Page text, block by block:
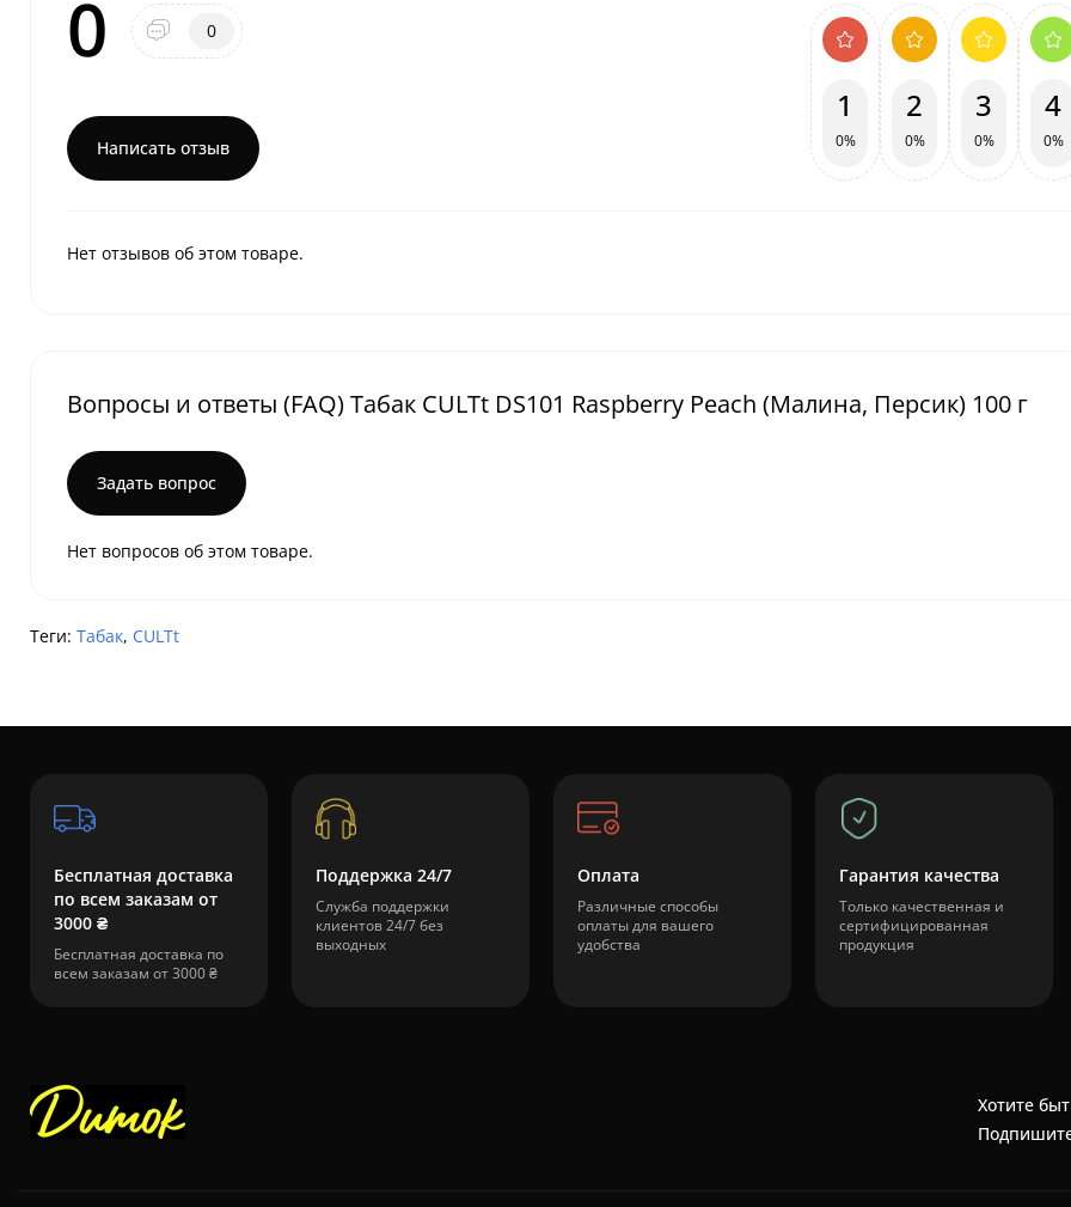
0 0
Написать отзыв
1
0%
2
0%
3
0%
4
0%
Нет отзывов об этом товаре.
Вопросы и ответы (FAQ) Табак CULTt DS101 Raspberry Peach (Малина, Персик) 100 г
Задать вопрос
Нет вопросов об этом товаре.
Теги: Табак, CULTt
Бесплатная доставка
по всем заказам от
3000 ₴
Бесплатная доставка по
всем заказам от 3000 ₴
Поддержка 24/7
Служба поддержки
клиентов 24/7 без
выходных
Оплата
Различные способы
оплаты для вашего
удобства
Гарантия качества
Только качественная и
сертифицированная
продукция
Хотите